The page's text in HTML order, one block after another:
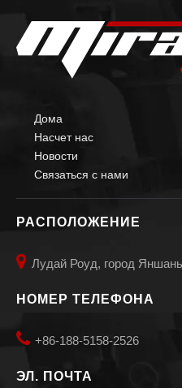
Дома
Насчет нас
Новости
Связаться с нами
РАСПОЛОЖЕНИЕ
 Лудай Роуд, город
НОМЕР ТЕЛЕФОНА
 +86-188-5158-2526
ЭЛ. ПОЧТА